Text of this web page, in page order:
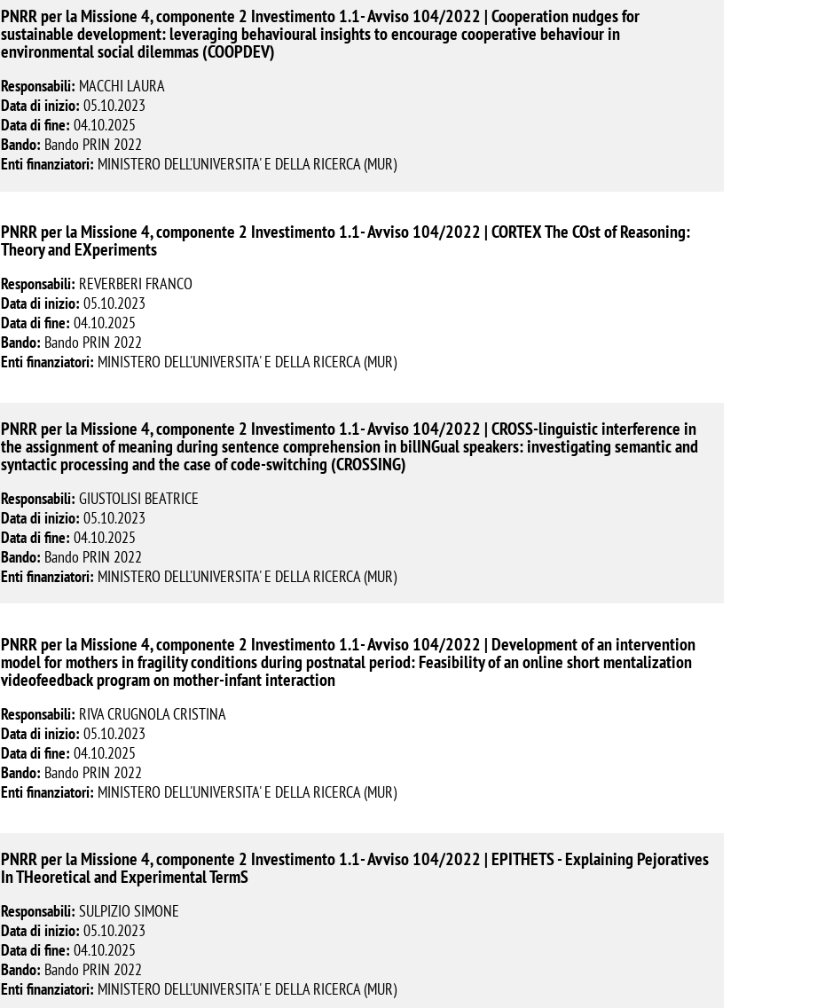
PNRR per la Missione 4, componente 2 Investimento 1.1- Avviso 104/2022 | Cooperation nudges for
sustainable development: leveraging behavioural insights to encourage cooperative behaviour in
environmental social dilemmas (COOPDEV)
Responsabili: MACCHI LAURA
Data di inizio: 05.10.2023
Data di fine: 04.10.2025
Bando: Bando PRIN 2022
Enti finanziatori: MINISTERO DELL'UNIVERSITA' E DELLA RICERCA (MUR)
PNRR per la Missione 4, componente 2 Investimento 1.1- Avviso 104/2022 | CORTEX The COst of Reasoning:
Theory and EXperiments
Responsabili: REVERBERI FRANCO
Data di inizio: 05.10.2023
Data di fine: 04.10.2025
Bando: Bando PRIN 2022
Enti finanziatori: MINISTERO DELL'UNIVERSITA' E DELLA RICERCA (MUR)
PNRR per la Missione 4, componente 2 Investimento 1.1- Avviso 104/2022 | CROSS-linguistic interference in
the assignment of meaning during sentence comprehension in bilINGual speakers: investigating semantic and
syntactic processing and the case of code-switching (CROSSING)
Responsabili: GIUSTOLISI BEATRICE
Data di inizio: 05.10.2023
Data di fine: 04.10.2025
Bando: Bando PRIN 2022
Enti finanziatori: MINISTERO DELL'UNIVERSITA' E DELLA RICERCA (MUR)
PNRR per la Missione 4, componente 2 Investimento 1.1- Avviso 104/2022 | Development of an intervention
model for mothers in fragility conditions during postnatal period: Feasibility of an online short mentalization
videofeedback program on mother-infant interaction
Responsabili: RIVA CRUGNOLA CRISTINA
Data di inizio: 05.10.2023
Data di fine: 04.10.2025
Bando: Bando PRIN 2022
Enti finanziatori: MINISTERO DELL'UNIVERSITA' E DELLA RICERCA (MUR)
PNRR per la Missione 4, componente 2 Investimento 1.1- Avviso 104/2022 | EPITHETS - Explaining Pejoratives
In THeoretical and Experimental TermS
Responsabili: SULPIZIO SIMONE
Data di inizio: 05.10.2023
Data di fine: 04.10.2025
Bando: Bando PRIN 2022
Enti finanziatori: MINISTERO DELL'UNIVERSITA' E DELLA RICERCA (MUR)